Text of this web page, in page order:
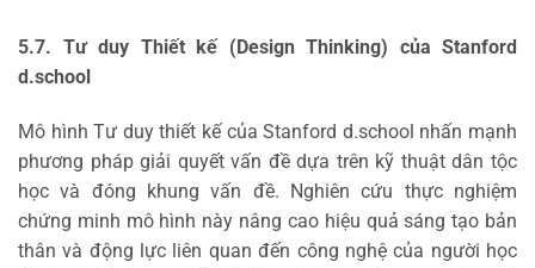
5.7. Tư duy Thiết kế (Design Thinking) của Stanford
d.school
Mô hình Tư duy thiết kế của Stanford d.school nhấn mạnh
phương pháp giải quyết vấn đề dựa trên kỹ thuật dân tộc
học và đóng khung vấn đề. Nghiên cứu thực nghiệm
chứng minh mô hình này nâng cao hiệu quả sáng tạo bản
thân và động lực liên quan đến công nghệ của người học